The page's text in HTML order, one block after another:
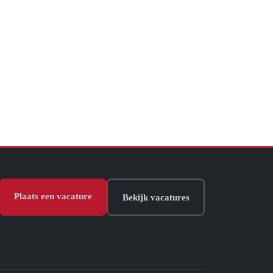
Plaats een vacature Bekijk vacatures